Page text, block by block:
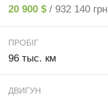
20 900 $ / 932 140 грн
ПРОБІГ
96 тыс. км
ДВИГУН